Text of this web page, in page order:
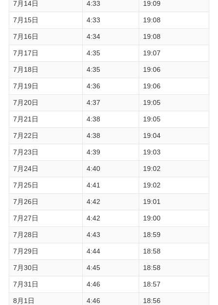
7月14日 4:33 19:09
7月15日 4:33 19:08
7月16日 4:34 19:08
7月17日 4:35 19:07
7月18日 4:35 19:06
7月19日 4:36 19:06
7月20日 4:37 19:05
7月21日 4:38 19:05
7月22日 4:38 19:04
7月23日 4:39 19:03
7月24日 4:40 19:02
7月25日 4:41 19:02
7月26日 4:42 19:01
7月27日 4:42 19:00
7月28日 4:43 18:59
7月29日 4:44 18:58
7月30日 4:45 18:58
7月31日 4:46 18:57
8月1日 4:46 18:56